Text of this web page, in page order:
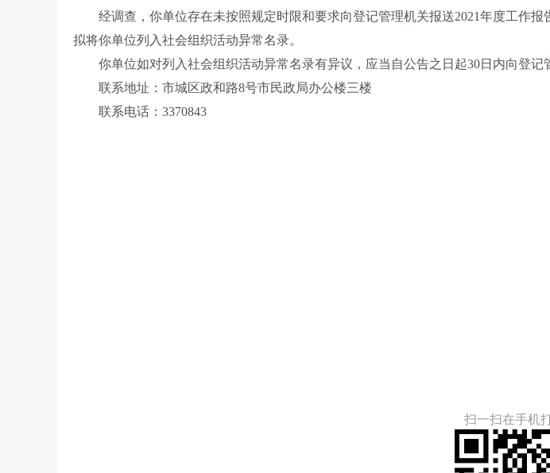
经调查，你单位存在未按照规定时限和要求向登记管理机关报送2021年度工作报
拟将你单位列入社会组织活动异常名录。
你单位如对列入社会组织活动异常名录有异议，应当自公告之日起30日内向登记
联系地址：市城区政和路8号市民政局办公楼三楼
联系电话：3370843
扫一扫在手机